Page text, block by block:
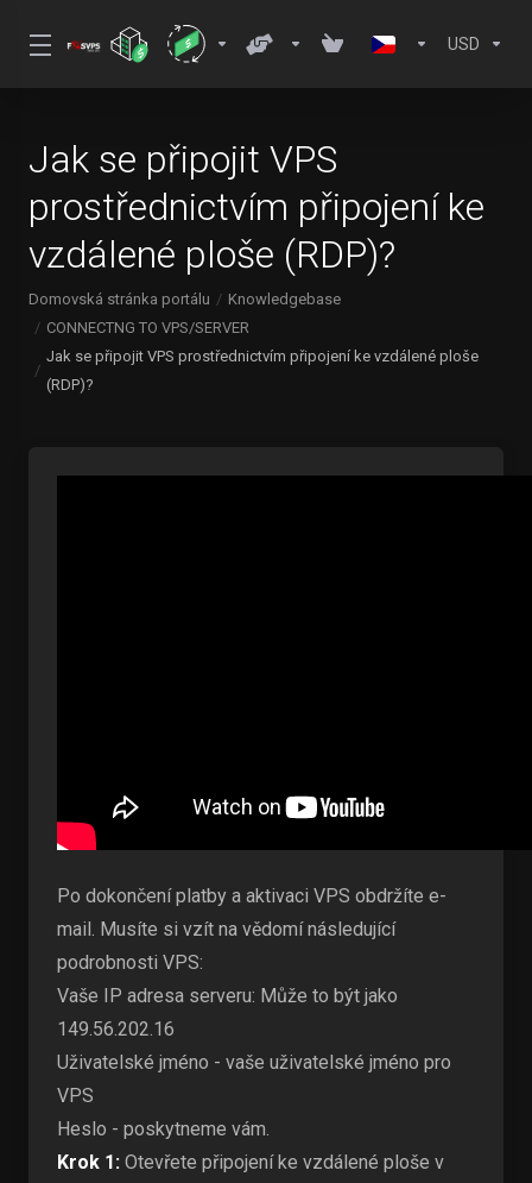
USD
Jak se připojit VPS
prostřednictvím připojení ke
vzdálené ploše (RDP)?
Domovská stránka portálu
Knowledgebase
CONNECTNG TO VPS/SERVER
Jak se připojit VPS prostřednictvím připojení ke vzdálené ploše
(RDP)?
Po dokončení platby a aktivaci VPS obdržíte e-
mail. Musíte si vzít na vědomí následující
podrobnosti VPS:
Vaše IP adresa serveru: Může to být jako
149.56.202.16
Uživatelské jméno - vaše uživatelské jméno pro
VPS
Heslo - poskytneme vám.
Krok 1: Otevřete připojení ke vzdálené ploše v